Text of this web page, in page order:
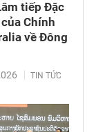
tiếp Đặc
Chính
về Đông
TIN TỨC